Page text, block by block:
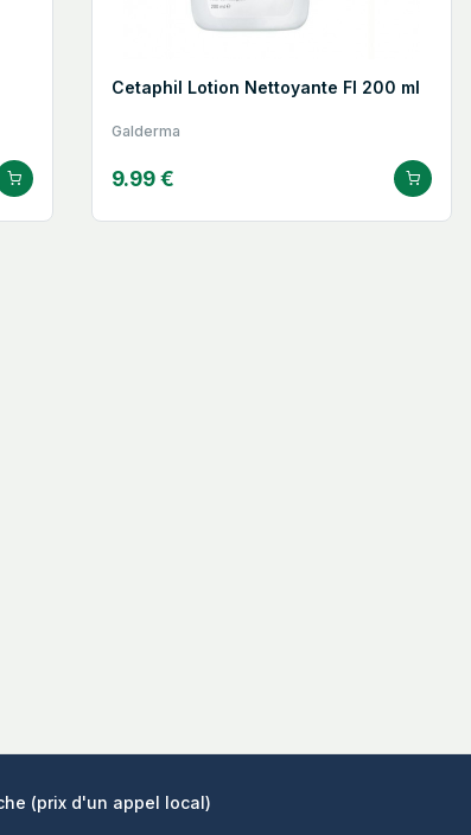
Cetaphil Lotion Nettoyante Fl 200 ml
Galderma
9.99 €
(prix d'un appel local)